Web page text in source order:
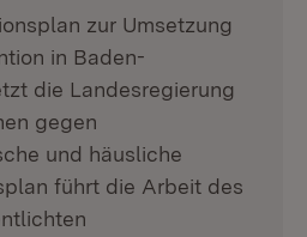
zur Umsetzung
in Baden-
die Landesregierung
gegen
und häusliche
führt die Arbeit des